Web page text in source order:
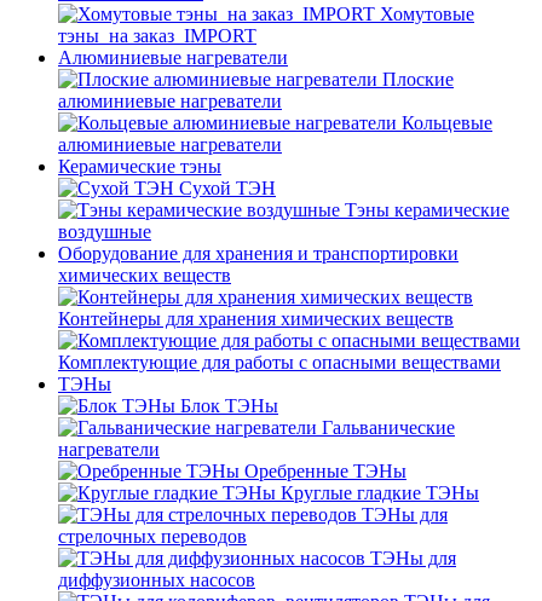
Хомутовые
тэны_на заказ_IMPORT
Алюминиевые нагреватели
Плоские
алюминиевые нагреватели
Кольцевые
алюминиевые нагреватели
Керамические тэны
Сухой ТЭН
Тэны керамические
воздушные
Оборудование для хранения и транспортировки
химических веществ
Контейнеры для хранения химических веществ
Комплектующие для работы с опасными веществами
ТЭНы
Блок ТЭНы
Гальванические
нагреватели
Оребренные ТЭНы
Круглые гладкие ТЭНы
ТЭНы для
стрелочных переводов
ТЭНы для
диффузионных насосов